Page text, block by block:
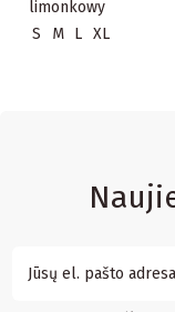
limonkowy
S M L XL